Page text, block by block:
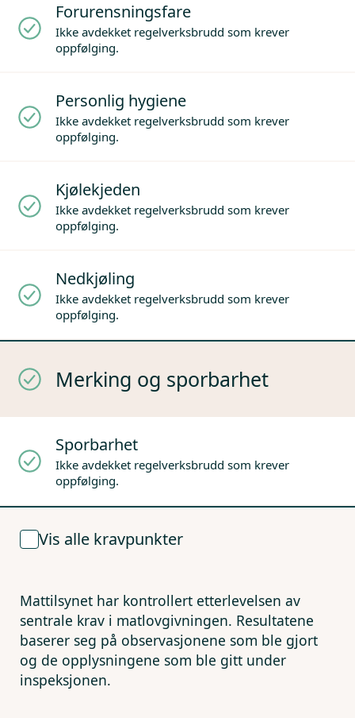
Forurensningsfare
Ikke avdekket regelverksbrudd som krever
oppfølging.
Personlig hygiene
Ikke avdekket regelverksbrudd som krever
oppfølging.
Kjølekjeden
Ikke avdekket regelverksbrudd som krever
oppfølging.
Nedkjøling
Ikke avdekket regelverksbrudd som krever
oppfølging.
Merking og sporbarhet
Sporbarhet
Ikke avdekket regelverksbrudd som krever
oppfølging.
Vis alle kravpunkter
Mattilsynet har kontrollert etterlevelsen av
sentrale krav i matlovgivningen. Resultatene
baserer seg på observasjonene som ble gjort
og de opplysningene som ble gitt under
inspeksjonen.